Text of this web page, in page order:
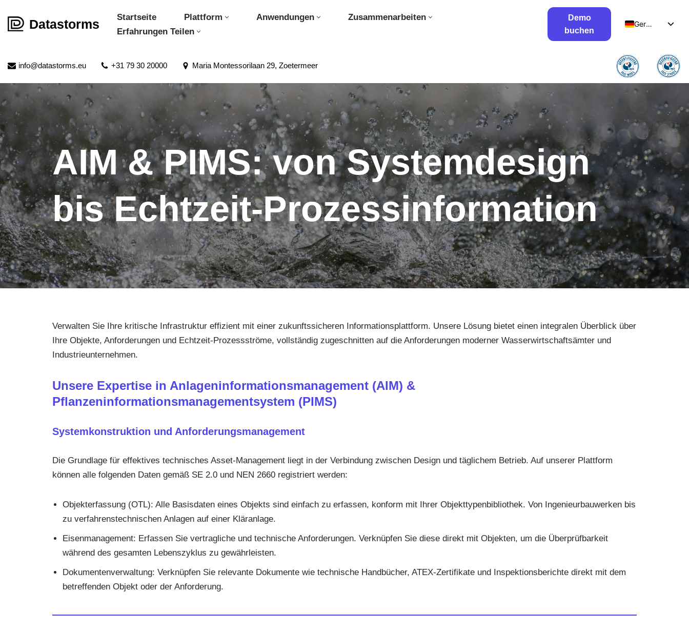
Zum Datastorms Startseite Plattform Anwendungen
Zusammenarbeiten
Erfahrungen Teilen
Demo
buchen
German
English
info@datastorms.eu
+31 79 30 20000 Maria Montessorilaan 29, Zoetermeer
AIM & PIMS: von Systemdesign
bis Echtzeit-Prozessinformation
Verwalten Sie Ihre kritische Infrastruktur effizient mit einer zukunftssicheren Informationsplattform. Unsere Lösung bietet einen integralen Überblick über
Ihre Objekte, Anforderungen und Echtzeit-Prozessströme, vollständig zugeschnitten auf die Anforderungen moderner Wasserwirtschaftsämter und
Industrieunternehmen.
Unsere Expertise in Anlageninformationsmanagement (AIM) &
Pflanzeninformationsmanagementsystem (PIMS)
Systemkonstruktion und Anforderungsmanagement
Die Grundlage für effektives technisches Asset-Management liegt in der Verbindung zwischen Design und täglichem Betrieb. Auf unserer Plattform
können alle folgenden Daten gemäß SE 2.0 und NEN 2660 registriert werden:
Objekterfassung (OTL): Alle Basisdaten eines Objekts sind einfach zu erfassen, konform mit Ihrer Objekttypenbibliothek. Von Ingenieurbauwerken bis
zu verfahrenstechnischen Anlagen auf einer Kläranlage.
Eisenmanagement: Erfassen Sie vertragliche und technische Anforderungen. Verknüpfen Sie diese direkt mit Objekten, um die Überprüfbarkeit
während des gesamten Lebenszyklus zu gewährleisten.
Dokumentenverwaltung: Verknüpfen Sie relevante Dokumente wie technische Handbücher, ATEX-Zertifikate und Inspektionsberichte direkt mit dem
betreffenden Objekt oder der Anforderung.